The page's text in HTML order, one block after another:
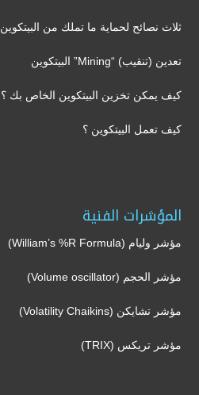
ثلاث نصائح لحماية ما تملك من البيتكوين
تعدين (تنقيب) “Mining” البيتكوين
كيف يمكن تخزين البيتكوين الخاص بك ؟
كيف تعمل البيتكوين ؟
المؤشرات الفنية
مؤشر وليام (William’s %R Formula)
مؤشر الحجم (Volume oscillator)
مؤشر تشايكن (Volatility Chaikins)
مؤشر تريكس (TRIX)